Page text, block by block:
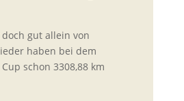
gut allein von
haben bei dem
schon 3308,88 km